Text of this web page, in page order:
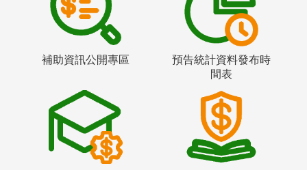
補助資訊公開專區
預告統計資料發布時
間表